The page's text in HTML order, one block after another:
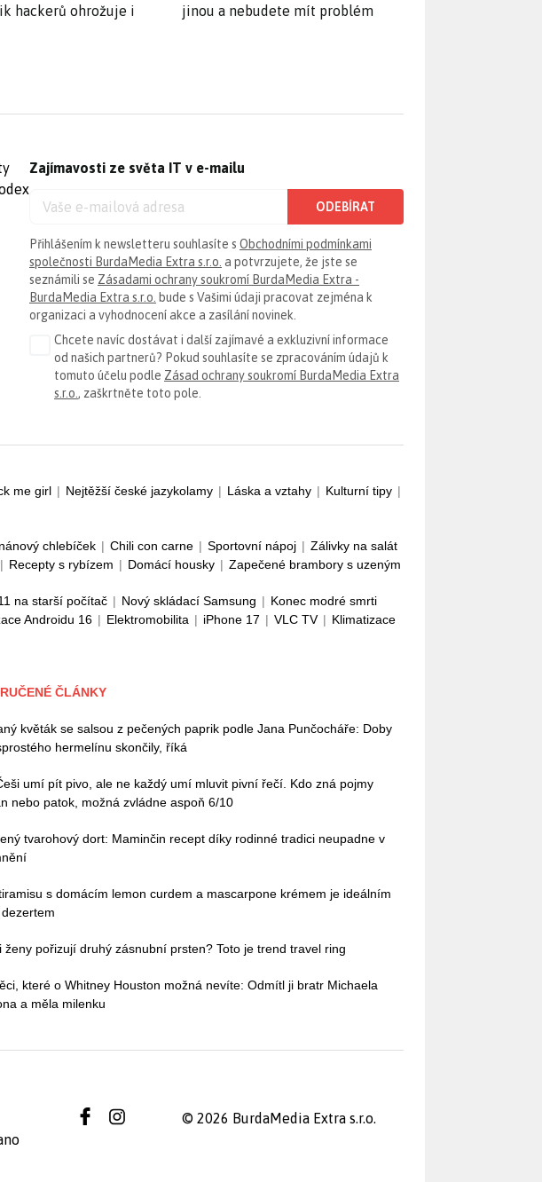
hackerů ohrožuje i
jinou a nebudete mít problém
Zajímavosti ze světa IT v e-mailu
ODEBÍRAT
Přihlášením k newsletteru souhlasíte s Obchodními podmínkami
společnosti BurdaMedia Extra s.r.o. a potvrzujete, že jste se
seznámili se Zásadami ochrany soukromí BurdaMedia Extra -
BurdaMedia Extra s.r.o. bude s Vašimi údaji pracovat zejména k
organizaci a vyhodnocení akce a zasílání novinek.
Chcete navíc dostávat i další zajímavé a exkluzivní informace
od našich partnerů? Pokud souhlasíte se zpracováním údajů k
tomuto účelu podle Zásad ochrany soukromí BurdaMedia Extra
s.r.o. , zaškrtněte toto pole.
me girl | Nejtěžší české jazykolamy | Láska a vztahy | Kulturní tipy |
chlebíček | Chili con carne | Sportovní nápoj | Zálivky na salát
| Recepty s rybízem | Domácí housky | Zapečené brambory s uzeným
na starší počítač | Nový skládací Samsung | Konec modré smrti
Androidu 16 | Elektromobilita | iPhone 17 | VLC TV | Klimatizace
ČLÁNKY
květák se salsou z pečených paprik podle Jana Punčocháře: Doby
hermelínu skončily, říká
umí pít pivo, ale ne každý umí mluvit pivní řečí. Kdo zná pojmy
nebo patok, možná zvládne aspoň 6/10
tvarohový dort: Maminčin recept díky rodinné tradici neupadne v
s domácím lemon curdem a mascarpone krémem je ideálním
ženy pořizují druhý zásnubní prsten? Toto je trend travel ring
které o Whitney Houston možná nevíte: Odmítl ji bratr Michaela
a měla milenku
© 2026 BurdaMedia Extra s.r.o.